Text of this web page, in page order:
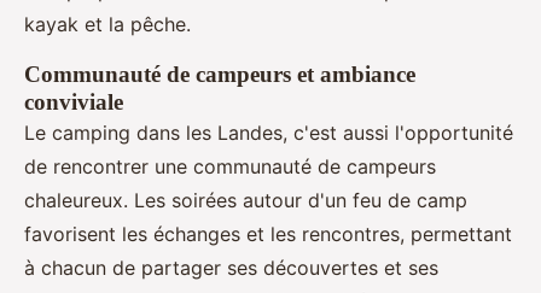
kayak et la pêche.
Communauté de campeurs et ambiance
conviviale
Le camping dans les Landes, c'est aussi l'opportunité
de rencontrer une communauté de campeurs
chaleureux. Les soirées autour d'un feu de camp
favorisent les échanges et les rencontres, permettant
à chacun de partager ses découvertes et ses